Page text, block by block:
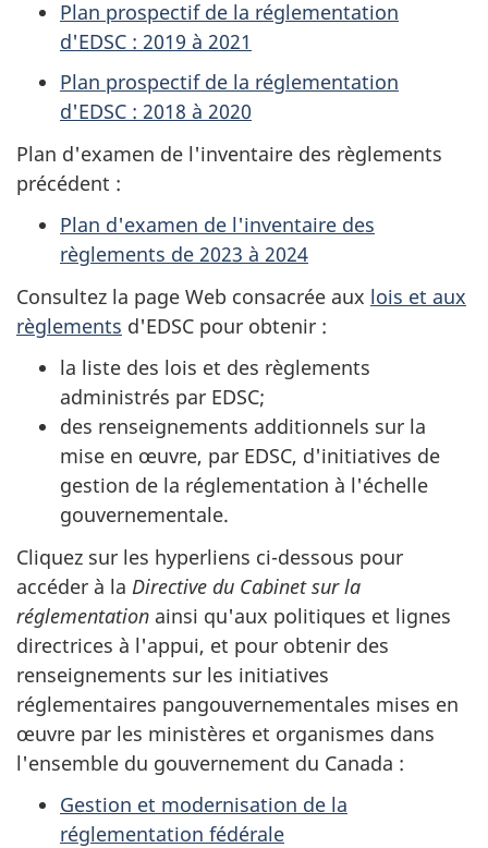
Plan prospectif de la réglementation
d'EDSC : 2019 à 2021
Plan prospectif de la réglementation
d'EDSC : 2018 à 2020
Plan d'examen de l'inventaire des règlements
précédent :
Plan d'examen de l'inventaire des
règlements de 2023 à 2024
Consultez la page Web consacrée aux lois et aux
règlements d'EDSC pour obtenir :
la liste des lois et des règlements
administrés par EDSC;
des renseignements additionnels sur la
mise en œuvre, par EDSC, d'initiatives de
gestion de la réglementation à l'échelle
gouvernementale.
Cliquez sur les hyperliens ci-dessous pour
accéder à la Directive du Cabinet sur la
réglementation ainsi qu'aux politiques et lignes
directrices à l'appui, et pour obtenir des
renseignements sur les initiatives
réglementaires pangouvernementales mises en
œuvre par les ministères et organismes dans
l'ensemble du gouvernement du Canada :
Gestion et modernisation de la
réglementation fédérale